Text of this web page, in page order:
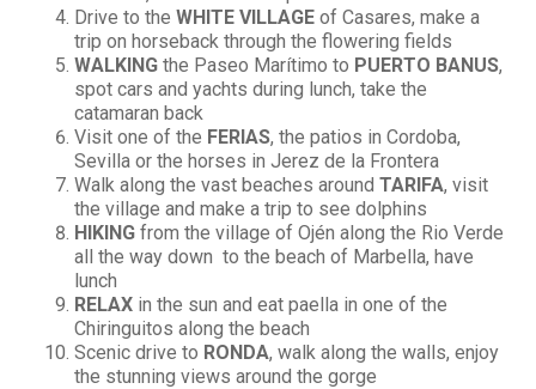
Drive to the WHITE VILLAGE of Casares, make a
trip on horseback through the flowering fields
WALKINGthe Paseo Marítimo to PUERTO BANUS,
spot cars and yachts during lunch, take the
catamaran back
Visit one of the FERIAS, the patios in Cordoba,
Sevilla or the horses in Jerez de la Frontera
Walk along the vast beaches around TARIFA, visit
the village and make a trip to see dolphins
HIKING from the village of Ojén along the Rio Verde
all the way down to the beach of Marbella, have
lunch
RELAXin the sun and eat paella in one of the
Chiringuitos along the beach
Scenic drive to RONDA, walk along the walls, enjoy
the stunning views around the gorge